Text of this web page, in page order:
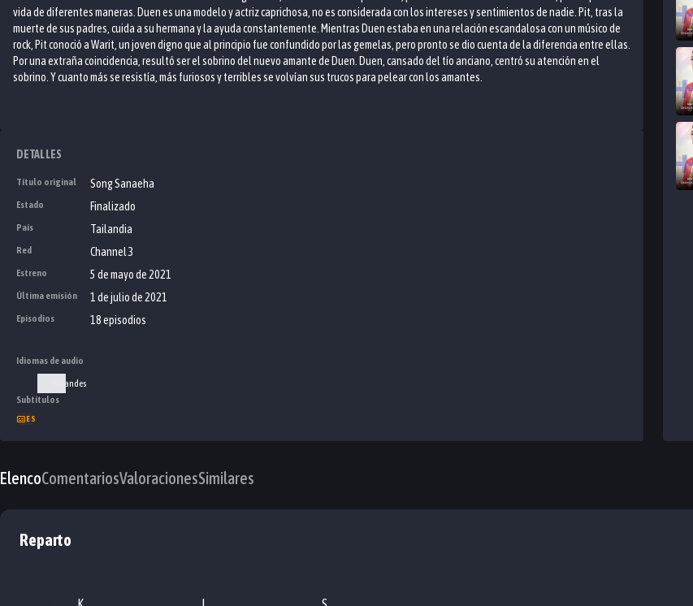
vida de diferentes maneras. Duen es una modelo y actriz caprichosa, no es considerada con los intereses y sentimientos de nadie. Pit, tras la
muerte de sus padres, cuida a su hermana y la ayuda constantemente. Mientras Duen estaba en una relación escandalosa con un músico de
rock, Pit conoció a Warit, un joven digno que al principio fue confundido por las gemelas, pero pronto se dio cuenta de la diferencia entre ellas.
Por una extraña coincidencia, resultó ser el sobrino del nuevo amante de Duen. Duen, cansado del tío anciano, centró su atención en el
sobrino. Y cuanto más se resistía, más furiosos y terribles se volvían sus trucos para pelear con los amantes.
DETALLES
Título original Song Sanaeha
Estado Finalizado
País Tailandia
Red Channel 3
Estreno 5 de mayo de 2021
Última emisión 1 de julio de 2021
Episodios 18 episodios
Idiomas de audio
Tailandes
Subtítulos
ES
ElencoComentariosValoracionesSimilares
Reparto